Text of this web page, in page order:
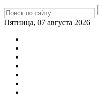
Пятница, 07 августа 2026